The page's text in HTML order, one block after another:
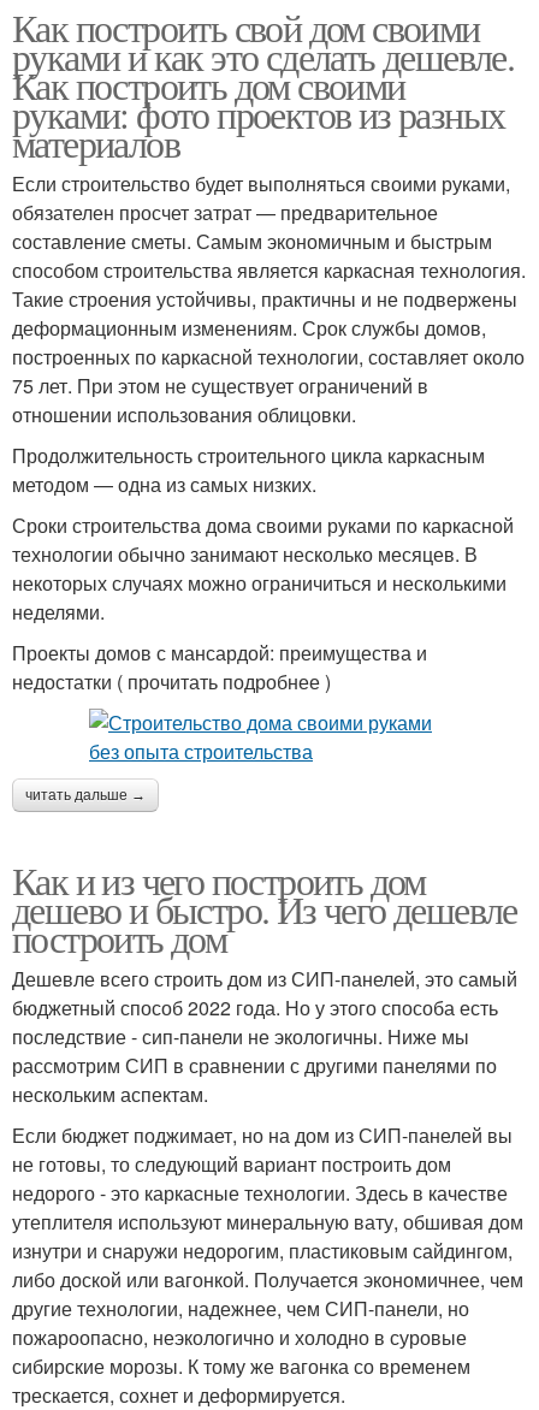
Как построить свой дом своими
руками и как это сделать дешевле.
Как построить дом своими
руками: фото проектов из разных
материалов
Если строительство будет выполняться своими руками,
обязателен просчет затрат — предварительное
составление сметы. Самым экономичным и быстрым
способом строительства является каркасная технология.
Такие строения устойчивы, практичны и не подвержены
деформационным изменениям. Срок службы домов,
построенных по каркасной технологии, составляет около
75 лет. При этом не существует ограничений в
отношении использования облицовки.
Продолжительность строительного цикла каркасным
методом — одна из самых низких.
Сроки строительства дома своими руками по каркасной
технологии обычно занимают несколько месяцев. В
некоторых случаях можно ограничиться и несколькими
неделями.
Проекты домов с мансардой: преимущества и
недостатки ( прочитать подробнее )
читать дальше →
Как и из чего построить дом
дешево и быстро. Из чего дешевле
построить дом
Дешевле всего строить дом из СИП-панелей, это самый
бюджетный способ 2022 года. Но у этого способа есть
последствие - сип-панели не экологичны. Ниже мы
рассмотрим СИП в сравнении с другими панелями по
нескольким аспектам.
Если бюджет поджимает, но на дом из СИП-панелей вы
не готовы, то следующий вариант построить дом
недорого - это каркасные технологии. Здесь в качестве
утеплителя используют минеральную вату, обшивая дом
изнутри и снаружи недорогим, пластиковым сайдингом,
либо доской или вагонкой. Получается экономичнее, чем
другие технологии, надежнее, чем СИП-панели, но
пожароопасно, неэкологично и холодно в суровые
сибирские морозы. К тому же вагонка со временем
трескается, сохнет и деформируется.